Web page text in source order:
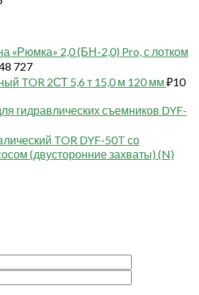
«Рюмка» 2,0 (БН-2,0) Pro, с лотком
727
TOR 2СТ 5,6 т 15,0 м 120 мм ₽10
гидравлических съемников DYF-
TOR DYF-50T со
(двусторонние захваты) (N)